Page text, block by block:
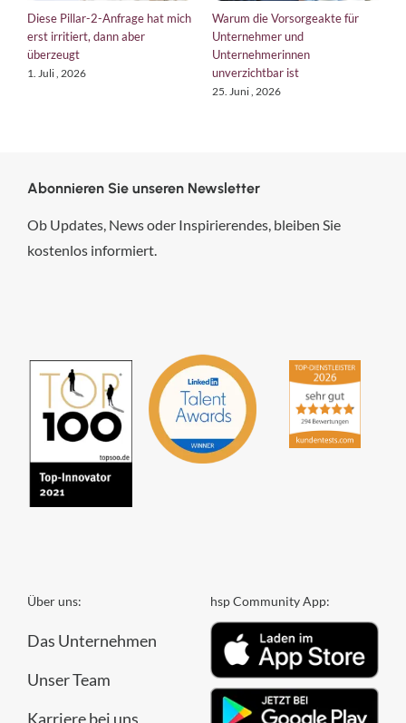
Diese Pillar-2-Anfrage hat mich
erst irritiert, dann aber
überzeugt
1. Juli , 2026
Warum die Vorsorgeakte für
Unternehmer und
Unternehmerinnen
unverzichtbar ist
25. Juni , 2026
Abonnieren Sie unseren Newsletter
Ob Updates, News oder Inspirierendes, bleiben Sie
kostenlos informiert.
Über uns:
Das Unternehmen
Unser Team
Karriere bei uns
hsp Community App: